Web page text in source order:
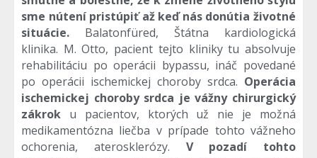
sme nútení pristúpiť až keď nás donútia životné
situácie. Balatonfüred, Štátna kardiologická
klinika. M. Otto, pacient tejto kliniky tu absolvuje
rehabilitáciu po operácii bypassu, ináč povedané
po operácii ischemickej choroby srdca. Operácia
ischemickej choroby srdca je vážny chirurgický
zákrok u pacientov, ktorých už nie je možná
medikamentózna liečba v prípade tohto vážneho
ochorenia, aterosklerózy. V pozadí tohto